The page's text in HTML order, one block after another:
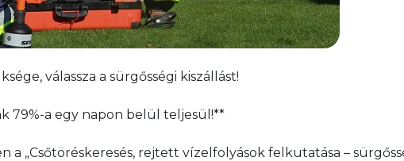
válassza a sürgősségi kiszállást!
79%-a egy napon belül teljesül!**
a „Csőtöréskeresés, rejtett vízelfolyások felkutatása –